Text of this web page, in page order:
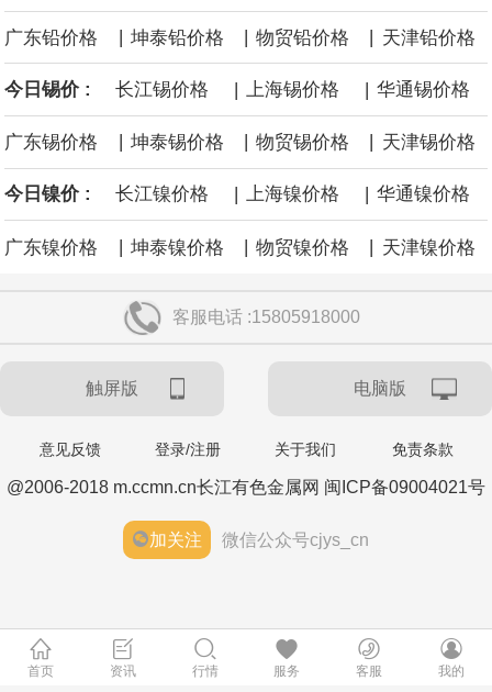
海力士：龙仁工厂将生产高带宽内存（HBM）及其他下一代动态随
机存取存储器（DRAM）。
广东铅价格 坤泰铅价格 物贸铅价格 天津铅价格
今日锡价 : 长江锡价格 | 上海锡价格 | 华通锡价格
广东锡价格 坤泰锡价格 物贸锡价格 天津锡价格
今日镍价 : 长江镍价格 | 上海镍价格 | 华通镍价格
广东镍价格 | 坤泰镍价格 | 物贸镍价格 | 天津镍价格
客服电话 :15805918000
触屏版 电脑版
意见反馈 登录/注册 关于我们 免责条款
@2006-2018 m.ccmn.cn长江有色金属网 闽ICP备09004021号
加关注 微信公众号cjys_cn
首页 资讯 行情 服务 客服 我的